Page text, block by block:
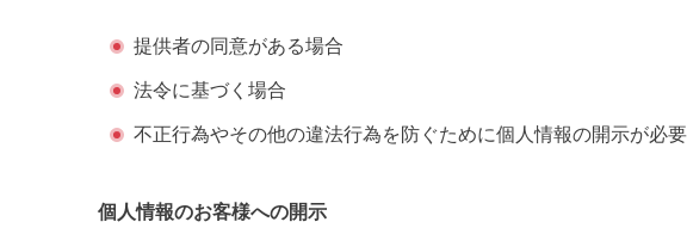
提供者の同意がある場合
法令に基づく場合
不正行為やその他の違法行為を防ぐために個人情報の開示が必
個人情報のお客様への開示